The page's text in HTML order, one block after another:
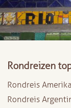
Rondreizen
Rondreis Amerika
Rondreis